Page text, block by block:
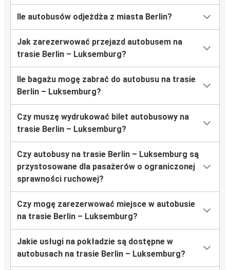
Ile autobusów odjeżdża z miasta Berlin?
Jak zarezerwować przejazd autobusem na
trasie Berlin – Luksemburg?
Ile bagażu mogę zabrać do autobusu na trasie
Berlin – Luksemburg?
Czy muszę wydrukować bilet autobusowy na
trasie Berlin – Luksemburg?
Czy autobusy na trasie Berlin – Luksemburg są
przystosowane dla pasażerów o ograniczonej
sprawności ruchowej?
Czy mogę zarezerwować miejsce w autobusie
na trasie Berlin – Luksemburg?
Jakie usługi na pokładzie są dostępne w
autobusach na trasie Berlin – Luksemburg?